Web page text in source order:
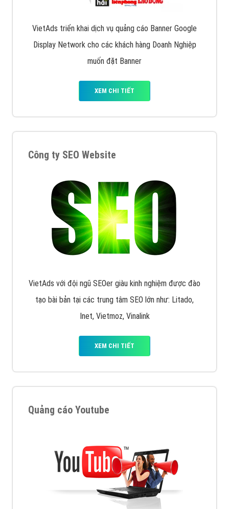
VietAds triển khai dịch vụ quảng cáo Banner Google
Display Network cho các khách hàng Doanh Nghiệp
muốn đặt Banner
XEM CHI TIẾT
Công ty SEO Website
VietAds với đội ngũ SEOer giàu kinh nghiệm được đào
tạo bài bản tại các trung tâm SEO lớn như: Litado,
Inet, Vietmoz, Vinalink
XEM CHI TIẾT
Quảng cáo Youtube